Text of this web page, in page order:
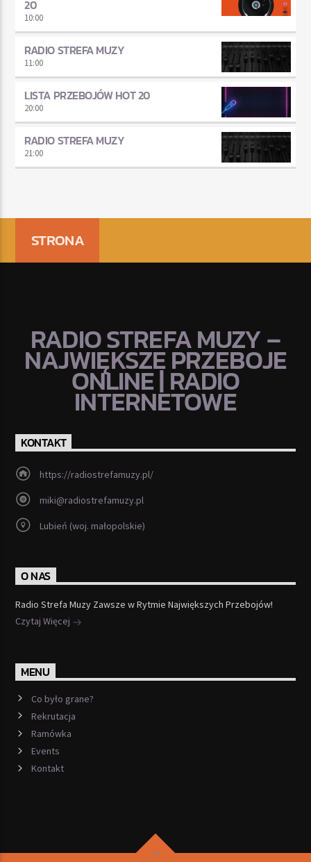
20
10:00
RADIO STREFA MUZY
11:00
LISTA PRZEBOJÓW HOT 20
20:00
RADIO STREFA MUZY
21:00
STRONA
RADIO STREFA MUZY –
NAJWIĘKSZE PRZEBOJE
ONLINE | RADIO
INTERNETOWE
KONTAKT
https://radiostrefamuzy.pl/
miki@radiostrefamuzy.pl
Lubień (woj. małopolskie)
O NAS
Radio Strefa Muzy Zawsze w Rytmie Największych Przebojów!
Czytaj Więcej
MENU
Co było grane?
Rekrutacja
Ramówka
Events
Kontakt